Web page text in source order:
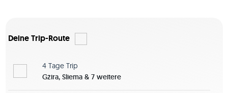
Deine Trip-Route
4 Tage Trip
Gżira, Sliema & 7 weitere